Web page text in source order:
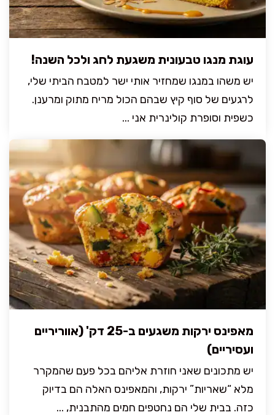
עוגת מנגו טבעונית משגעת לחג ולכל השנה!
יש משהו במנגו שמחזיר אותי ישר למטבח הביתי שלי,
לרגעים של סוף קיץ שבהם הכול מריח מתוק ומרענן.
כשפית וסופרת קולינרית אני ...
מאפינס ירקות משגעים ב-25 דק' (אווריריים
ועסיריים)
יש מתכונים שאני חוזרת אליהם בכל פעם שהמקרר
מלא “שאריות” ירקות, והמאפינס האלה הם בדיוק
כזה. בבית שלי הם נחטפים חמים מהתבנית, ...